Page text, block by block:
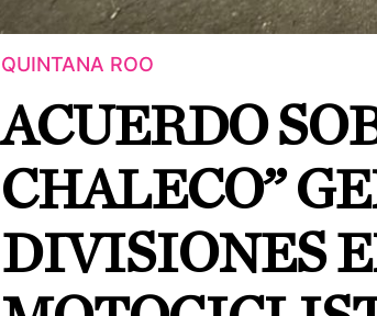
QUINTANA ROO
ACUERDO
CHALECO”
DIVISIONES